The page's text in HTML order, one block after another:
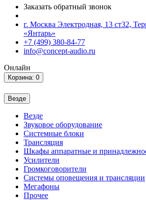
Заказать обратный звонок
г. Москва Электродная, 13 ст32,
«Янтарь»
+7 (499) 380-84-77
info@concept-audio.ru
Онлайн
Корзина: 0
Везде
Везде
Звуковое оборудование
Системные блоки
Трансляция
Шкафы аппаратные и
Усилители
Громкоговорители
Системы оповещения и трансляции
Мегафоны
Прочее